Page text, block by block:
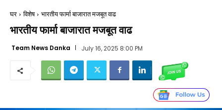
घर विशेष भारतीय फार्मा बाजारात मजबूत वाढ
भारतीय फार्मा बाजारात मजबूत वाढ
Team News Danka July 16, 2025 8:00 PM